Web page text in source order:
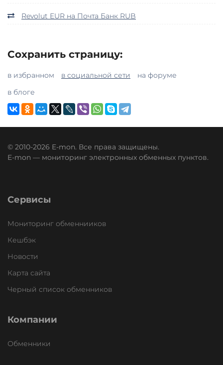
Revolut EUR на Почта Банк RUB
Сохранить страницу:
в избранном в социальной сети
на форуме
в блоге
© 2010-2026 E-mon. Все права защищены.
E-mon — мониторинг электронных обменных пунктов.
Сервисы
Мониторинг обменнииков
Кешбэк
Новости
Карта сайта
Черный список обменников
Компании
Обменники